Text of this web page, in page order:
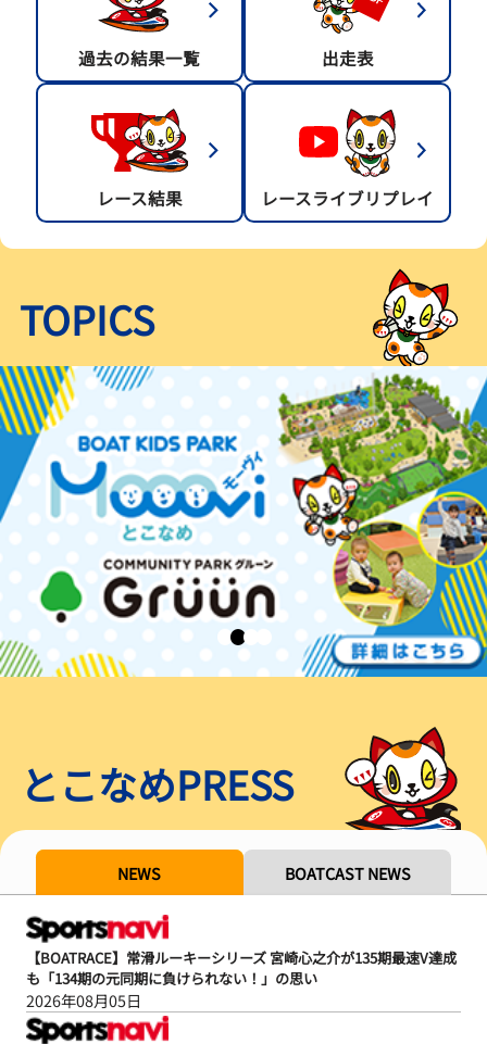
過去の結果一覧 出走表
レース結果 レースライブリプレイ
TOPICS
とこなめPRESS
NEWS BOATCAST NEWS
【BOATRACE】常滑ルーキーシリーズ 宮崎心之介が135期最速V達成
も「134期の元同期に負けられない！」の思い
2026年08月05日